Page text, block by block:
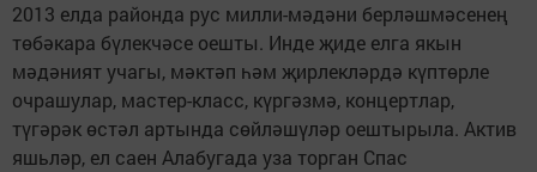
2013 елда районда рус милли-мәдәни берләшмәсенең
төбәкара бүлекчәсе оешты. Инде җиде елга якын
мәдәният учагы, мәктәп һәм җирлекләрдә күптөрле
очрашулар, мастер-класс, күргәзмә, концертлар,
түгәрәк өстәл артында сөйләшүләр оештырыла. Актив
яшьләр, ел саен Алабугада уза торган Спас